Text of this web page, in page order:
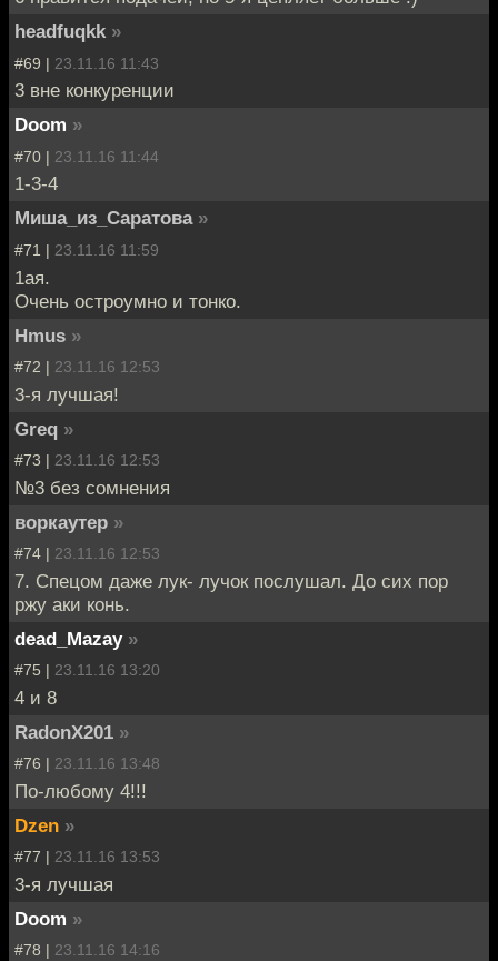
headfuqkk »
#69 | 23.11.16 11:43
3 вне конкуренции
Doom »
#70 | 23.11.16 11:44
1-3-4
Миша_из_Саратова »
#71 | 23.11.16 11:59
1ая.
Очень остроумно и тонко.
Hmus »
#72 | 23.11.16 12:53
3-я лучшая!
Greq »
#73 | 23.11.16 12:53
№3 без сомнения
воркаутер »
#74 | 23.11.16 12:53
7. Спецом даже лук- лучок послушал. До сих пор
ржу аки конь.
dead_Mazay »
#75 | 23.11.16 13:20
4 и 8
RadonX201 »
#76 | 23.11.16 13:48
По-любому 4!!!
Dzen »
#77 | 23.11.16 13:53
3-я лучшая
Doom »
#78 | 23.11.16 14:16